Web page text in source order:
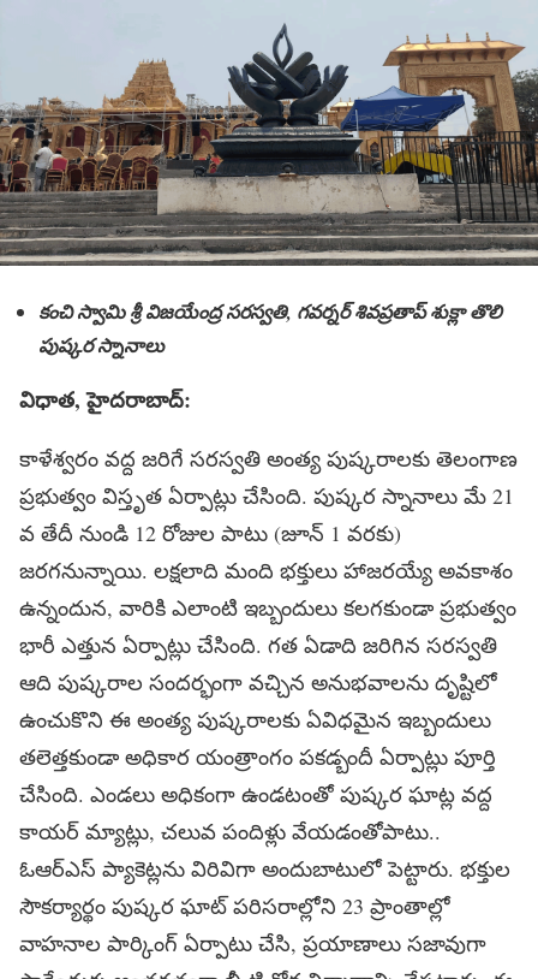
కంచి స్వామి శ్రీ విజయేంద్ర సరస్వతి, గవర్నర్ శివప్రతాప్ శుక్లా తొలి
పుష్కర స్నానాలు
విధాత, హైదరాబాద్:
కాళేశ్వరం వద్ద జరిగే సరస్వతి అంత్య పుష్కరాలకు తెలంగాణ
ప్రభుత్వం విస్తృత ఏర్పాట్లు చేసింది. పుష్కర స్నానాలు మే 21
వ తేదీ నుండి 12 రోజుల పాటు (జూన్ 1 వరకు)
జరగనున్నాయి. లక్షలాది మంది భక్తులు హాజరయ్యే అవకాశం
ఉన్నందున, వారికి ఎలాంటి ఇబ్బందులు కలగకుండా ప్రభుత్వం
భారీ ఎత్తున ఏర్పాట్లు చేసింది. గత ఏడాది జరిగిన సరస్వతి
ఆది పుష్కరాల సందర్భంగా వచ్చిన అనుభవాలను దృష్టిలో
ఉంచుకొని ఈ అంత్య పుష్కరాలకు ఏవిధమైన ఇబ్బందులు
తలెత్తకుండా అధికార యంత్రాంగం పకడ్బందీ ఏర్పాట్లు పూర్తి
చేసింది. ఎండలు అధికంగా ఉండటంతో పుష్కర ఘాట్ల వద్ద
కాయర్ మ్యాట్లు, చలువ పందిళ్లు వేయడంతోపాటు..
ఓఆర్ఎస్ ప్యాకెట్లను విరివిగా అందుబాటులో పెట్టారు. భక్తుల
సౌకర్యార్థం పుష్కర ఘాట్ పరిసరాల్లోని 23 ప్రాంతాల్లో
వాహనాల పార్కింగ్ ఏర్పాటు చేసి, ప్రయాణాలు సజావుగా